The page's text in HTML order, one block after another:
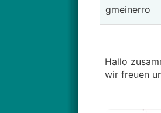
gmeinerro
Hallo
wir freuen